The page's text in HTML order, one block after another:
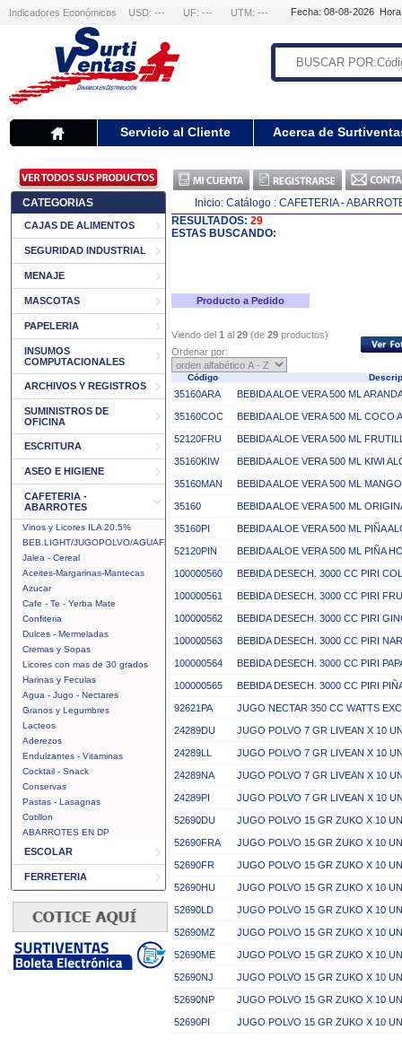
Indicadores Económicos USD: --- UF: --- UTM: --- Fecha: 08-08-2026
Servicio al Cliente Acerca de
CATEGORIAS
CAJAS DE ALIMENTOS
SEGURIDAD INDUSTRIAL
MENAJE
MASCOTAS
PAPELERIA
INSUMOS
COMPUTACIONALES
ARCHIVOS Y REGISTROS
SUMINISTROS DE
OFICINA
ESCRITURA
ASEO E HIGIENE
CAFETERIA -
ABARROTES
Vinos y Licores ILA 20.5%
BEB.LIGHT/JUGOPOLVO/AGUAFRUTAL
Jalea - Cereal
Aceites-Margarinas-Mantecas
Azucar
Cafe - Te - Yerba Mate
Confiteria
Dulces - Mermeladas
Cremas y Sopas
Licores con mas de 30 grados
Harinas y Feculas
Agua - Jugo - Nectares
Granos y Legumbres
Lacteos
Aderezos
Endulzantes - Vitaminas
Cocktail - Snack
Conservas
Pastas - Lasagnas
Cotillon
ABARROTES EN DP
ESCOLAR
FERRETERIA
Inicio: Catálogo : CAFETERIA -
RESULTADOS: 29
ESTAS BUSCANDO:
Producto a Pedido
Viendo del 1 al 29 (de 29 productos)
Ordenar por:
Código
35160ARA BEBIDA ALOE VERA 500 ML
35160COC BEBIDA ALOE VERA 500 ML COCO
52120FRU BEBIDA ALOE VERA 500 ML
35160KIW BEBIDA ALOE VERA 500 ML KIWI
35160MAN BEBIDA ALOE VERA 500 ML
35160 BEBIDA ALOE VERA 500 ML
35160PI BEBIDA ALOE VERA 500 ML PIÑA
52120PIN BEBIDA ALOE VERA 500 ML PIÑA
100000560 BEBIDA DESECH. 3000 CC PIRI
100000561 BEBIDA DESECH. 3000 CC PIRI
100000562 BEBIDA DESECH. 3000 CC PIRI
100000563 BEBIDA DESECH. 3000 CC PIRI
100000564 BEBIDA DESECH. 3000 CC PIRI
100000565 BEBIDA DESECH. 3000 CC PIRI
92621PA JUGO NECTAR 350 CC WATTS
24289DU JUGO POLVO 7 GR LIVEAN X 10
24289LL JUGO POLVO 7 GR LIVEAN X 10
24289NA JUGO POLVO 7 GR LIVEAN X 10
24289PI JUGO POLVO 7 GR LIVEAN X 10
52690DU JUGO POLVO 15 GR ZUKO X 10
52690FRA JUGO POLVO 15 GR ZUKO X 10
52690FR JUGO POLVO 15 GR ZUKO X 10
52690HU JUGO POLVO 15 GR ZUKO X 10
52690LD JUGO POLVO 15 GR ZUKO X 10
52690MZ JUGO POLVO 15 GR ZUKO X 10
52690ME JUGO POLVO 15 GR ZUKO X 10
52690NJ JUGO POLVO 15 GR ZUKO X 10
52690NP JUGO POLVO 15 GR ZUKO X 10
52690PI JUGO POLVO 15 GR ZUKO X 10